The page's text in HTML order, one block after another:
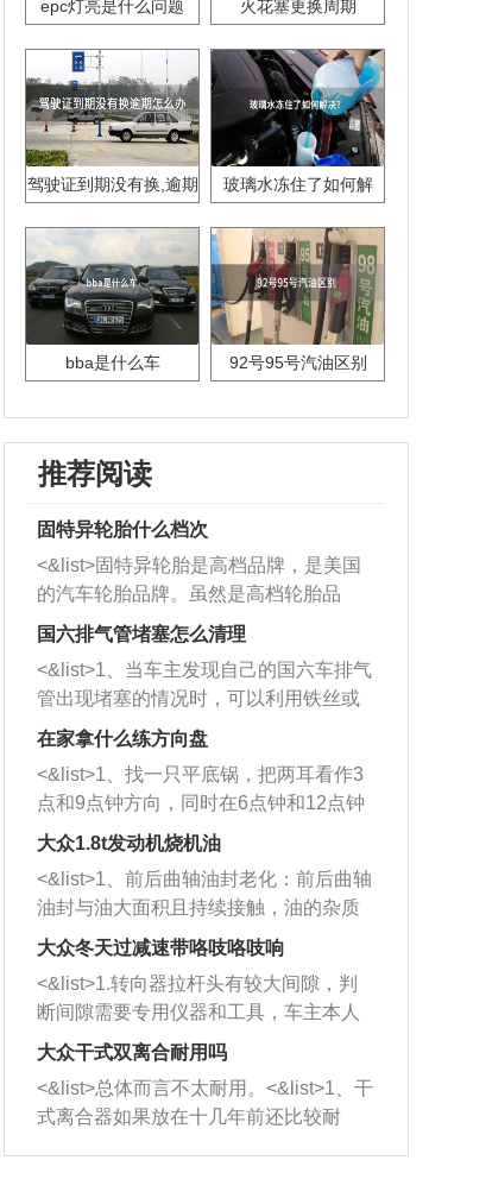
epc灯亮是什么问题 火花塞更换周期
驾驶证到期没有换,逾期
玻璃水冻住了如何解
bba是什么车 92号95号汽油区别
推荐阅读
固特异轮胎什么档次
<&list>固特异轮胎是高档品牌，是美国
的汽车轮胎品牌。虽然是高档轮胎品
牌，但是中高低端的轮胎都有生产，这
也是为了更好的开拓市场。
国六排气管堵塞怎么清理
<&list>1、当车主发现自己的国六车排气
管出现堵塞的情况时，可以利用铁丝或
者是细棍，直接将杂物给取出来，如果
堵塞情况比较严重，也可以采取应急措
施。 <&list>2、直接利用木棍将所有的
杂物推到排气管里面的位置处，然后将
三元催化器拆解开，就可以将堵塞的东
西取出来。但如果是因为积碳过多引起
的堵塞，就需要将三元催化器泡在草酸
洗剂对堵塞的情况得到解决，将清洗剂
放在燃油箱中，与燃油混合后，车辆启
动时，就可以和汽油一起进入到燃烧
室，最后形成废气排出，就可以让三元
催化器得到清洗，排气管堵塞的情况就
能够得到解决。
在家拿什么练方向盘
<&list>1、找一只平底锅，把两耳看作3
点和9点钟方向，同时在6点钟和12点钟
方向做一个标记。 <&list>2、双手握住
一圈半的练习，往右同样也要打相同的
圈数。 <&list>3、最后强调要反复练
习，这样就可以形成肌肉记忆，在真实
驾驶车辆时，不需要记忆也能打好方
向。
大众1.8t发动机烧机油
<&list>1、前后曲轴油封老化：前后曲轴
油封与油大面积且持续接触，油的杂质
和发动机内持续温度变化使其密封效果
逐渐减弱，导致渗油或漏油。<&list>2、
活塞间隙过大：积碳会使活塞环与缸体
的间隙扩大，导致机油流入燃烧室中，
造成烧机油。<&list>3、机油粘度。使用
机油粘度过小的话，同样会有烧机油现
象，机油粘度过小具有很好的流动性，
大众冬天过减速带咯吱咯吱响
<&list>1.转向器拉杆头有较大间隙，判
断间隙需要专用仪器和工具，车主本人
无法制作，需要将车辆送到修理厂或4s
店；<&list>2.车辆半轴套管防尘罩破
裂，破裂后会出现漏油现象，使半轴磨
损严重，磨损的半轴容易损坏，产生异
响；<&list>3.稳定器的转向胶套和球头
大众干式双离合耐用吗
<&list>总体而言不太耐用。<&list>1、干
式离合器如果放在十几年前还比较耐